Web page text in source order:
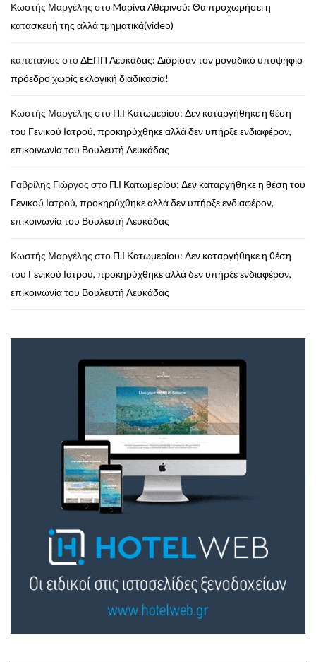
Κωστής Μαργέλης στοMαρίνα Αθερινού: Θα προχωρήσει η
κατασκευή της αλλά τμηματικά(video)
καπετανιος στοΔΕΠΠ Λευκάδας: Διόρισαν τον μοναδικό υποψήφιο
πρόεδρο χωρίς εκλογική διαδικασία!
Κωστής Μαργέλης στο Π.Ι Κατωμερίου: Δεν καταργήθηκε η θέση
του Γενικού Ιατρού, προκηρύχθηκε αλλά δεν υπήρξε ενδιαφέρον,
επικοινωνία του Βουλευτή Λευκάδας
Γαβρίλης Γιώργος στο Π.Ι Κατωμερίου: Δεν καταργήθηκε η θέση του
Γενικού Ιατρού, προκηρύχθηκε αλλά δεν υπήρξε ενδιαφέρον,
επικοινωνία του Βουλευτή Λευκάδας
Κωστής Μαργέλης στο Π.Ι Κατωμερίου: Δεν καταργήθηκε η θέση
του Γενικού Ιατρού, προκηρύχθηκε αλλά δεν υπήρξε ενδιαφέρον,
επικοινωνία του Βουλευτή Λευκάδας